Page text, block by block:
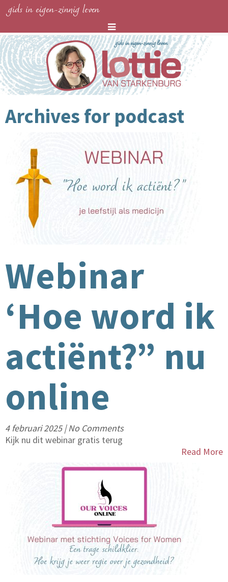
gids in eigen-zinnig leven
Archives for podcast
Webinar
‘Hoe word ik
actiënt?” nu
online
4 februari 2025|No Comments
Kijk nu dit webinar gratis terug
Read More